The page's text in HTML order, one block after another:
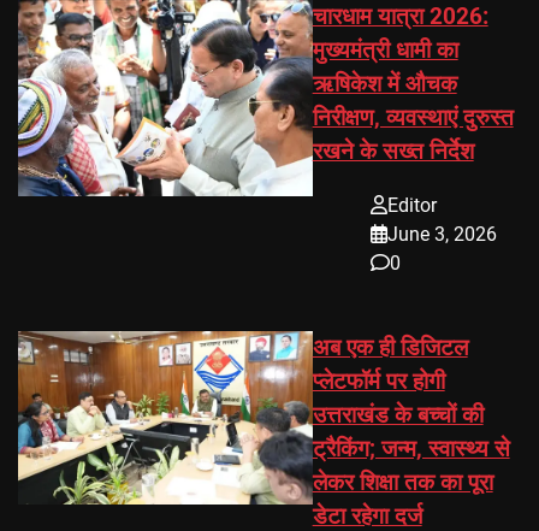
चारधाम यात्रा 2026:
मुख्यमंत्री धामी का
ऋषिकेश में औचक
निरीक्षण, व्यवस्थाएं दुरुस्त
रखने के सख्त निर्देश
Editor
June 3, 2026
0
अब एक ही डिजिटल
प्लेटफॉर्म पर होगी
उत्तराखंड के बच्चों की
ट्रैकिंग; जन्म, स्वास्थ्य से
लेकर शिक्षा तक का पूरा
डेटा रहेगा दर्ज